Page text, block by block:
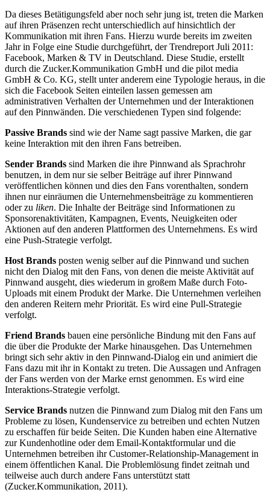
Da dieses Betätigungsfeld aber noch sehr jung ist, treten die Marken
auf ihren Präsenzen recht unterschiedlich auf hinsichtlich der
Kommunikation mit ihren Fans. Hierzu wurde bereits im zweiten
Jahr in Folge eine Studie durchgeführt, der Trendreport Juli 2011:
Facebook, Marken & TV in Deutschland. Diese Studie, erstellt
durch die Zucker.Kommunikation GmbH und die pilot media
GmbH & Co. KG, stellt unter anderem eine Typologie heraus, in die
sich die Facebook Seiten einteilen lassen gemessen am
administrativen Verhalten der Unternehmen und der Interaktionen
auf den Pinnwänden. Die verschiedenen Typen sind folgende:
Passive Brands sind wie der Name sagt passive Marken, die gar
keine Interaktion mit den ihren Fans betreiben.
Sender Brands sind Marken die ihre Pinnwand als Sprachrohr
benutzen, in dem nur sie selber Beiträge auf ihrer Pinnwand
veröffentlichen können und dies den Fans vorenthalten, sondern
ihnen nur einräumen die Unternehmensbeiträge zu kommentieren
oder zu liken. Die Inhalte der Beiträge sind Informationen zu
Sponsorenaktivitäten, Kampagnen, Events, Neuigkeiten oder
Aktionen auf den anderen Plattformen des Unternehmens. Es wird
eine Push-Strategie verfolgt.
Host Brands posten wenig selber auf die Pinnwand und suchen
nicht den Dialog mit den Fans, von denen die meiste Aktivität auf
Pinnwand ausgeht, dies wiederum in großem Maße durch Foto-
Uploads mit einem Produkt der Marke. Die Unternehmen verleihen
den anderen Reitern mehr Priorität. Es wird eine Pull-Strategie
verfolgt.
Friend Brands bauen eine persönliche Bindung mit den Fans auf
die über die Produkte der Marke hinausgehen. Das Unternehmen
bringt sich sehr aktiv in den Pinnwand-Dialog ein und animiert die
Fans dazu mit ihr in Kontakt zu treten. Die Aussagen und Anfragen
der Fans werden von der Marke ernst genommen. Es wird eine
Interaktions-Strategie verfolgt.
Service Brands nutzen die Pinnwand zum Dialog mit den Fans um
Probleme zu lösen, Kundenservice zu betreiben und echten Nutzen
zu erschaffen für beide Seiten. Die Kunden haben eine Alternative
zur Kundenhotline oder dem Email-Kontaktformular und die
Unternehmen betreiben ihr Customer-Relationship-Management in
einem öffentlichen Kanal. Die Problemlösung findet zeitnah und
teilweise auch durch andere Fans unterstützt statt
(Zucker.Kommunikation, 2011).